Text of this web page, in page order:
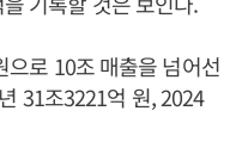
로 10조 매출을 넘어선
31조3221억 원, 2024